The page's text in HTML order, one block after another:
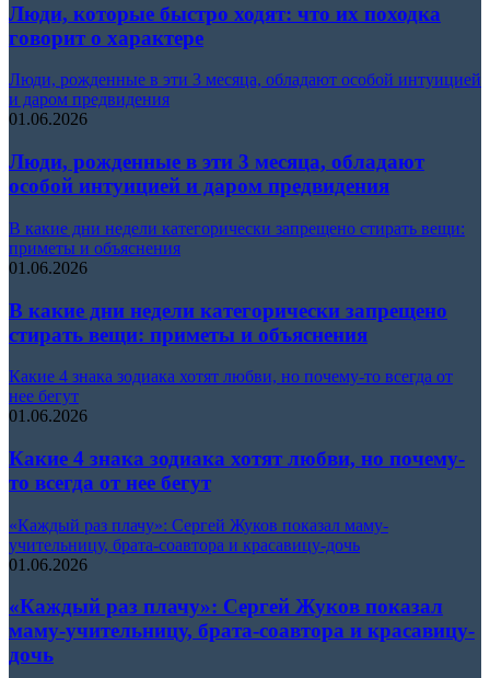
Люди, которые быстро ходят: что их походка
говорит о характере
Люди, рожденные в эти 3 месяца, обладают особой интуицией
и даром предвидения
01.06.2026
Люди, рожденные в эти 3 месяца, обладают
особой интуицией и даром предвидения
В какие дни недели категорически запрещено стирать вещи:
приметы и объяснения
01.06.2026
В какие дни недели категорически запрещено
стирать вещи: приметы и объяснения
Какие 4 знака зодиака хотят любви, но почему-то всегда от
нее бегут
01.06.2026
Какие 4 знака зодиака хотят любви, но почему-
то всегда от нее бегут
«Каждый раз плачу»: Сергей Жуков показал маму-
учительницу, брата-соавтора и красавицу-дочь
01.06.2026
«Каждый раз плачу»: Сергей Жуков показал
маму-учительницу, брата-соавтора и красавицу-
дочь